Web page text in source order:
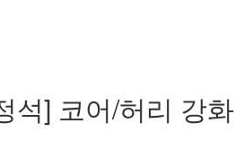
석] 코어/허리 강화